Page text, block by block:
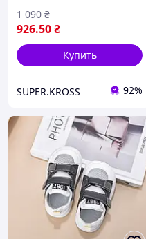
926.50₴
1 090 ₴
Купить
SUPER.KROSS 92%